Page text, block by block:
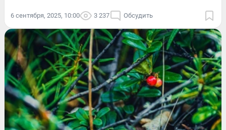
6 сентября, 2025, 10:00 3 237 Обсудить